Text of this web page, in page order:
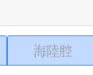
海陸腔